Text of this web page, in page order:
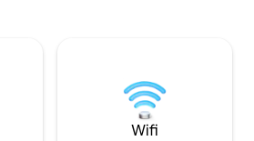
kayaks/SUP). ¡Perfecto para unas
vacaciones
desde un destino
Wifi